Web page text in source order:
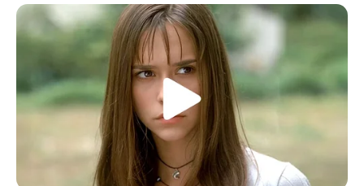
Αυτό είναι σωστό. Το διάβασες σωστά. Ψεύτικο
κρέας που μοιάζει με μπριζόλα που κατασκευάζεται
σε εργαστήρια σύντομα θα βρίσκεται στα πιάτα
εστιατορίων δίπλα σε αυτήν την ψητή πατάτα.
Οι ψεύτικες μπριζόλες τυπώνονται κυριολεκτικά για να
μοιάζουν με δημοφιλή κομμάτια κρέατος. Αλλά δεν